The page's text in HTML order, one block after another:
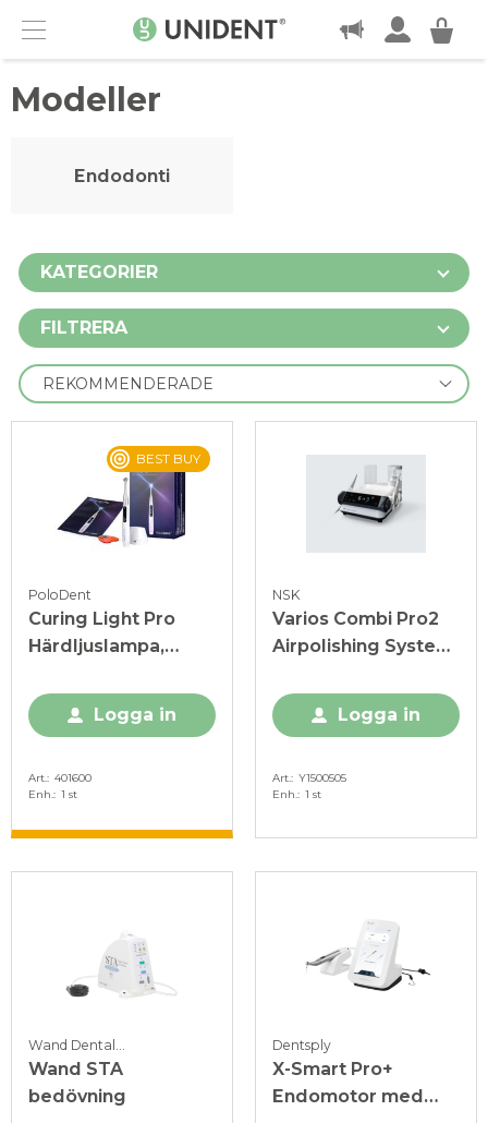
Menu
KONTAKT
Modeller
Endodonti
KATEGORIER
FILTRERA
BEST BUY
PoloDent
Curing Light Pro
Härdljuslampa,
Logga in
Art.
401600
Enh.
1 st
NSK
Varios Combi Pro2
Airpolishing System,
Logga in
Art.
Y1500505
Enh.
1 st
Wand STA
bedövning
Dentsply
X-Smart Pro+
Endomotor med